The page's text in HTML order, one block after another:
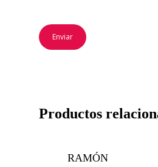
Productos
RAMÓN